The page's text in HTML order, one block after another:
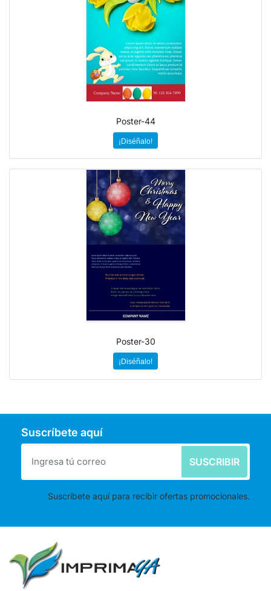
Poster-44
¡Diséñalo!
Poster-30
¡Diséñalo!
Suscríbete aquí
SUSCRIBIR
Suscríbete aquí para recibir ofertas promocionales.